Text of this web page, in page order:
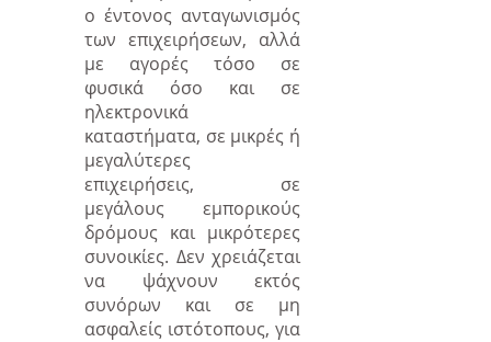
ο έντονος ανταγωνισμός
των επιχειρήσεων, αλλά
με αγορές τόσο σε
φυσικά όσο και σε
ηλεκτρονικά
καταστήματα, σε μικρές ή
μεγαλύτερες
επιχειρήσεις, σε
μεγάλους εμπορικούς
δρόμους και μικρότερες
συνοικίες. Δεν χρειάζεται
να ψάχνουν εκτός
συνόρων και σε μη
ασφαλείς ιστότοπους, για